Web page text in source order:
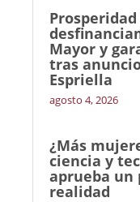
Mayor y
tras
Espriella
agosto 4, 2026
¿Más
ciencia y
aprueba un
realidad